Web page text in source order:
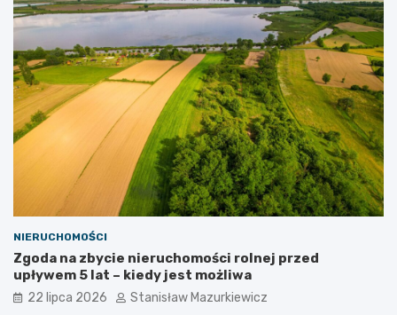
NIERUCHOMOŚCI
Zgoda na zbycie nieruchomości rolnej przed
upływem 5 lat – kiedy jest możliwa
22 lipca 2026 Stanisław Mazurkiewicz